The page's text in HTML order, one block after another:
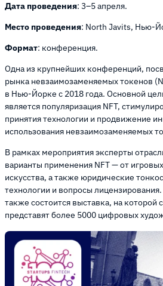
Дата проведения: 3–5 апреля.
Место проведения: North Javits, Нью-
Формат: конференция.
Одна из крупнейших конференций,
рынка невзаимозаменяемых токенов
в Нью-Йорке с 2018 года. Основной
является популяризация NFT,
принятия технологии и продвижение
использования невзаимозаменяемых
В рамках мероприятия эксперты
варианты применения NFT — от
искусства, а также юридические
технологии и вопросы
также состоится выставка, на которой
представят более 5000 цифровых